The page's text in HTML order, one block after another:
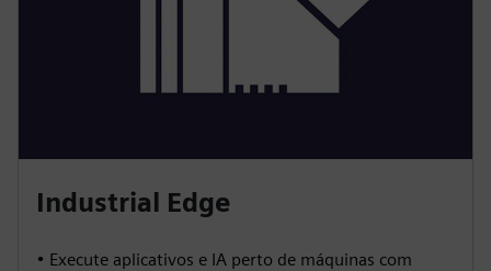
Industrial Edge
• Execute aplicativos e IA perto de máquinas com